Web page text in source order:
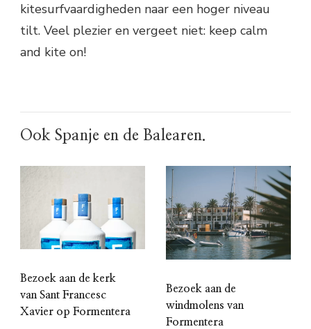
kitesurfvaardigheden naar een hoger niveau
tilt. Veel plezier en vergeet niet: keep calm
and kite on!
Ook Spanje en de Balearen.
Bezoek aan de kerk
van Sant Francesc
Xavier op Formentera
Bezoek aan de
windmolens van
Formentera